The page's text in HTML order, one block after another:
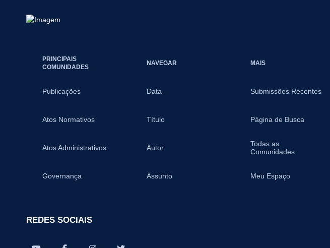
PRINCIPAIS
COMUNIDADES
Publicações
Atos Normativos
Atos Administrativos
Governança
NAVEGAR
Data
Título
Autor
Assunto
MAIS
Submissões Recentes
Página de Busca
Todas as
Comunidades
Meu Espaço
REDES SOCIAIS